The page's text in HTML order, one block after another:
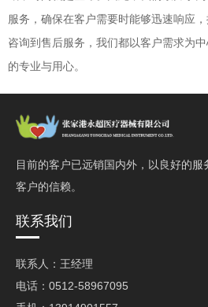
服务，确保在客户需要时能够迅速响应
咨询到售后服务，我们都以客户需求为
的专业与用心。
目前的客户已远销国内外，以良好的服
客户的信赖。
联系我们
联系人：王经理
电话：0512-58967095